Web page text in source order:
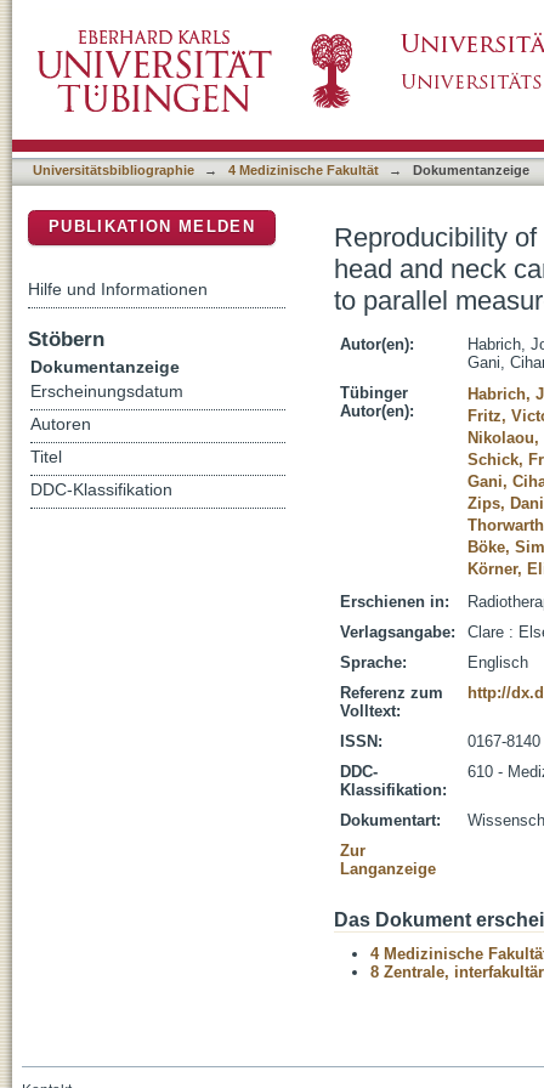
assessed on a 1.5 T MR-Linac and
scanner
Universitätsbibliographie → 4 Medizinische Fakultät → Dokumentanzeige
Reproducibility
head and neck
to parallel
Autor(en):
Habrich,
Gani,
Tübinger
Autor(en):
Habrich,
Fritz,
Schick,
Gani,
Zips,
Böke,
Körner,
Erschienen in:
Verlagsangabe:
Clare :
Sprache:
Englisch
Referenz zum
Volltext:
http://
ISSN:
0167-8140
DDC-
Klassifikation:
610 -
Dokumentart:
Zur
Langanzeige
Das Dokument
4 Medizinische
8 Zentrale,
PUBLIKATION MELDEN
Hilfe und Informationen
Stöbern
Dokumentanzeige
Erscheinungsdatum
Autoren
Titel
DDC-Klassifikation